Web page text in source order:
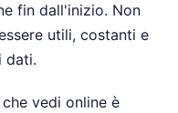
fin dall'inizio. Non
utili, costanti e
dati.
vedi online è